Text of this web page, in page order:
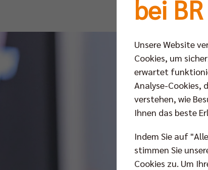
bei
Unsere Website
Cookies, um
erwartet
Analyse-Cookies,
verstehen, wie
Ihnen das beste
Indem Sie auf
stimmen Sie
Cookies zu. Um